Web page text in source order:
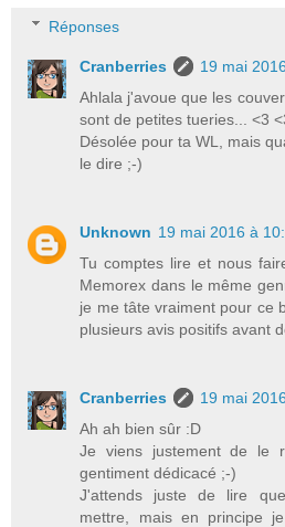
Réponses
Cranberries
19 mai
Ahlala j'avoue que les
sont de petites tueries... <3
Désolée pour ta WL, mais
le dire ;-)
Unknown 19 mai 2016 à
Tu comptes lire et nous
Memorex dans le même
je me tâte vraiment pour ce
plusieurs avis positifs avant
Cranberries
19 mai
Ah ah bien sûr :D
Je viens justement de le
gentiment dédicacé ;-)
J'attends juste de lire
mettre, mais en principe